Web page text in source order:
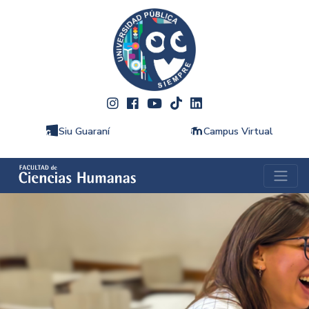
Siu Guaraní Campus Virtual